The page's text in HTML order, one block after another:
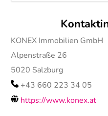
KONEX Immobilien GmbH
Alpenstraße 26
5020 Salzburg
+43 660 223 34 05
https://www.konex.at